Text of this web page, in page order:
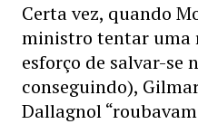
Certa vez, quando
ministro tentar uma
esforço de salvar-se
conseguindo),
Dallagnol